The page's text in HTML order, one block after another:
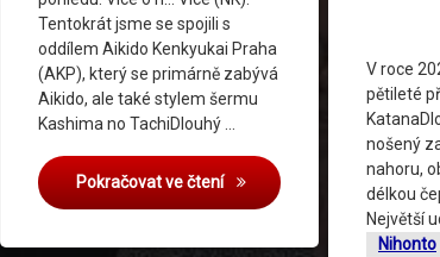
Tentokrát jsme se spojili s
oddílem Aikido Kenkyukai Praha
(AKP), který se primárně zabývá
Aikido, ale také stylem šermu
Kashima no TachiDlouhý …
Pokračovat ve čtení Seminář kenjutsu & etiketa
V roce
pětileté
nošený
nahoru,
délkou
Největší
Nihonto